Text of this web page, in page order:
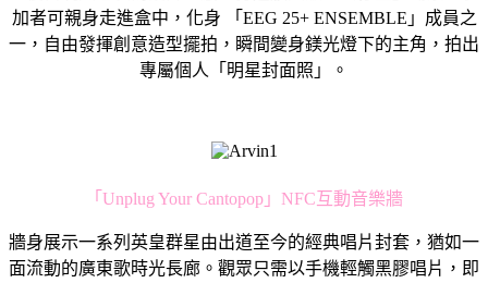
加者可親身走進盒中，化身 「EEG 25+ ENSEMBLE」成員之
一，自由發揮創意造型擺拍，瞬間變身鎂光燈下的主角，拍出
專屬個人「明星封面照」。
「Unplug Your Cantopop」NFC互動音樂牆
牆身展示一系列英皇群星由出道至今的經典唱片封套，猶如一
面流動的廣東歌時光長廊。觀眾只需以手機輕觸黑膠唱片，即